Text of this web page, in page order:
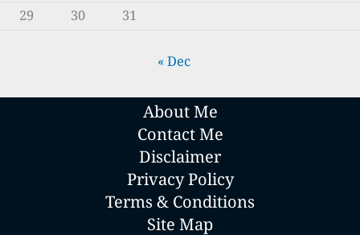
29
30 31
« Dec
About Me
Contact Me
Disclaimer
Privacy Policy
Terms & Conditions
Site Map